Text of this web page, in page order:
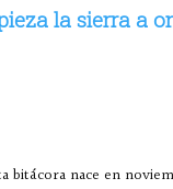
la sierra a
bitácora nace en